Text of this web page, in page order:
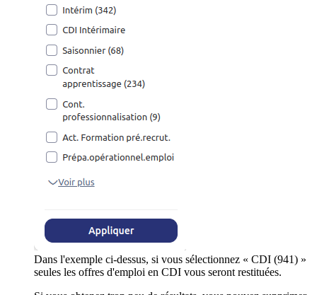
Dans l'exemple ci-dessus, si vous sélectionnez « CDI (941) »
seules les offres d'emploi en CDI vous seront restituées.